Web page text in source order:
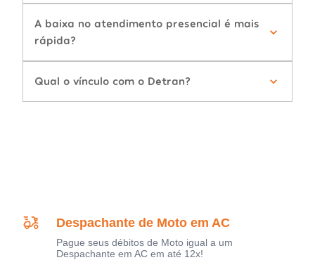
A baixa no atendimento presencial é mais
rápida?
Qual o vínculo com o Detran?
Despachante de Moto em AC
Pague seus débitos de Moto igual a um
Despachante em AC em até 12x!